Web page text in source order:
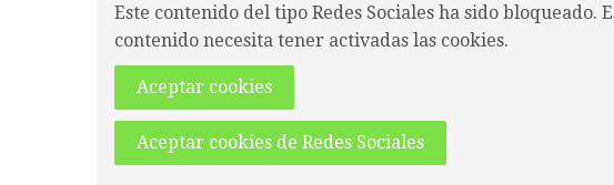
Este contenido del tipo Redes Sociales ha sido bloqueado.
contenido necesita tener activadas las cookies.
Aceptar cookies
Aceptar cookies de Redes Sociales